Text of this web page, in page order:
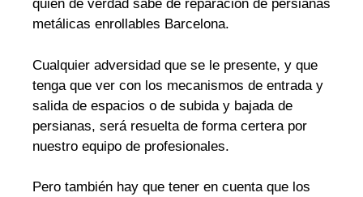
quien de verdad sabe de reparación de persianas
metálicas enrollables Barcelona.
Cualquier adversidad que se le presente, y que
tenga que ver con los mecanismos de entrada y
salida de espacios o de subida y bajada de
persianas, será resuelta de forma certera por
nuestro equipo de profesionales.
Pero también hay que tener en cuenta que los